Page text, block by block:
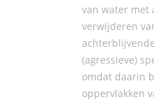
van water met
verwijderen
(agressieve)
omdat daarin
oppervlakken